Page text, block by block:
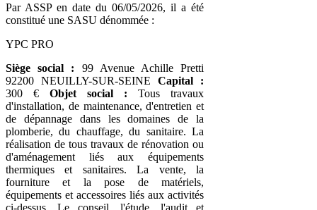
Par ASSP en date du 06/05/2026, il a été
constitué une SASU dénommée :
YPC PRO
Siège social : 99 Avenue Achille Pretti
92200 NEUILLY-SUR-SEINE Capital :
300 € Objet social : Tous travaux
d'installation, de maintenance, d'entretien et
de dépannage dans les domaines de la
plomberie, du chauffage, du sanitaire. La
réalisation de tous travaux de rénovation ou
d'aménagement liés aux équipements
thermiques et sanitaires. La vente, la
fourniture et la pose de matériels,
équipements et accessoires liés aux activités
ci-dessus. Le conseil, l'étude, l'audit et